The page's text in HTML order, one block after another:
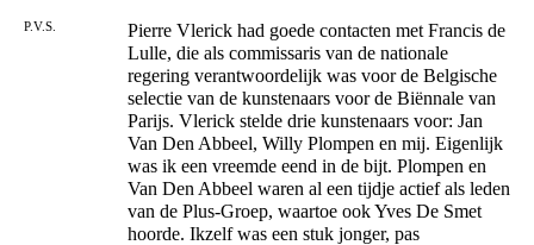
P.V.S.
Pierre Vlerick had goede contacten met Francis de
Lulle, die als commissaris van de nationale
regering verantwoordelijk was voor de Belgische
selectie van de kunstenaars voor de Biënnale van
Parijs. Vlerick stelde drie kunstenaars voor: Jan
Van Den Abbeel, Willy Plompen en mij. Eigenlijk
was ik een vreemde eend in de bijt. Plompen en
Van Den Abbeel waren al een tijdje actief als leden
van de Plus-Groep, waartoe ook Yves De Smet
hoorde. Ikzelf was een stuk jonger, pas